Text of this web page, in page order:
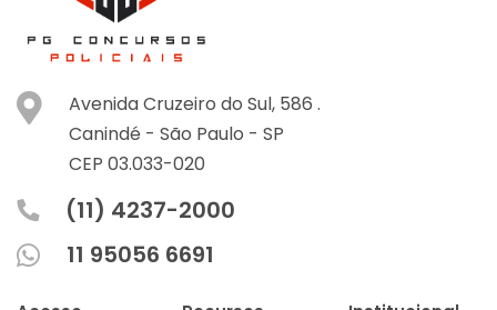
Avenida Cruzeiro do Sul, 586 .
Canindé - São Paulo - SP
CEP 03.033-020
(11) 4237-2000
11 95056 6691